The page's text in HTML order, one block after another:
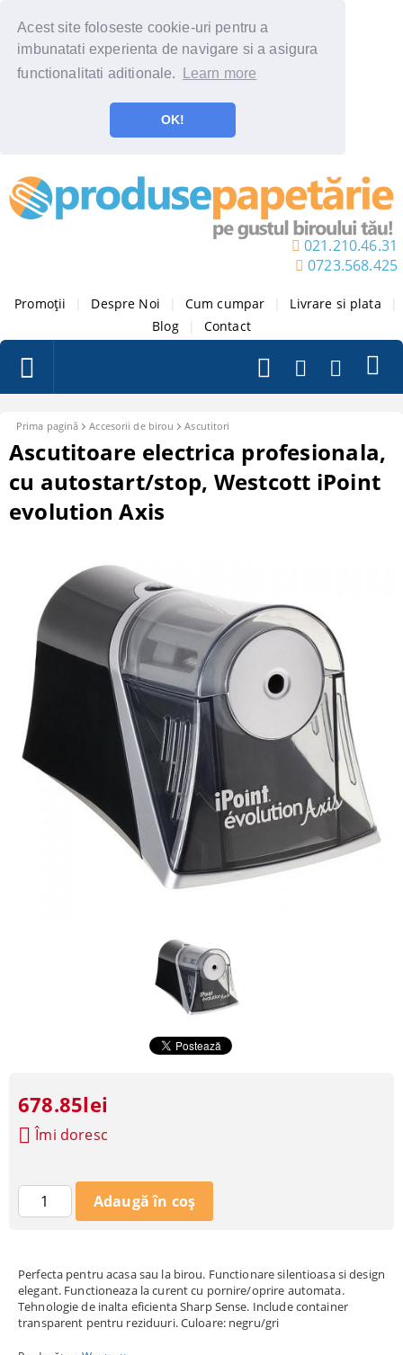
Acest site foloseste cookie-uri pentru a
imbunatati experienta de navigare si a asigura
functionalitati aditionale.
Learn more
OK!
021.210.46.31
0723.568.425
Promoții Despre Noi Cum cumpar Livrare si plata
Blog
Contact
Prima pagină Accesorii de birou Ascutitori
Ascutitoare electrica profesionala,
cu autostart/stop, Westcott iPoint
evolution Axis
Perfecta pentru acasa sau la birou. Functionare silentioasa si design
elegant. Functioneaza la curent cu pornire/oprire automata.
Tehnologie de inalta eficienta Sharp Sense. Include container
transparent pentru reziduuri. Culoare: negru/gri
678.85lei
Îmi doresc